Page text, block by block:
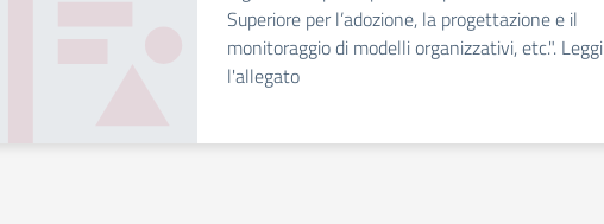
Superiore per l’adozione, la progettazione e il
monitoraggio di modelli organizzativi, etc.". Leggi
l'allegato